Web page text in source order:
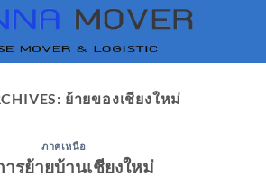
ย้ายของเชียงใหม่
ภาคเหนือ
ารย้ายบ้านเชียงใหม่